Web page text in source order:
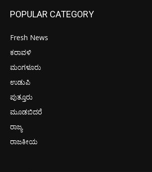
POPULAR CATEGORY
Fresh News
ಕರಾವಳಿ
ಮಂಗಳೂರು
ಉಡುಪಿ
ಪುತ್ತೂರು
ಮೂಡಬಿದರೆ
ರಾಜ್ಯ
ರಾಜಕೀಯ